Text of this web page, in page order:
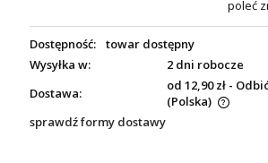
poleć
Dostępność:
towar dostępny
Wysyłka w:
2 dni robocze
Dostawa:
od 12,90 zł -
(Polska)
sprawdź formy dostawy